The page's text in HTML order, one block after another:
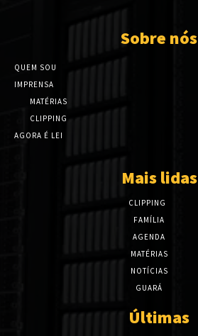
Sobre nós
QUEM SOU
IMPRENSA
MATÉRIAS
CLIPPING
AGORA É LEI
Mais lidas
CLIPPING
FAMÍLIA
AGENDA
MATÉRIAS
NOTÍCIAS
GUARÁ
Últimas